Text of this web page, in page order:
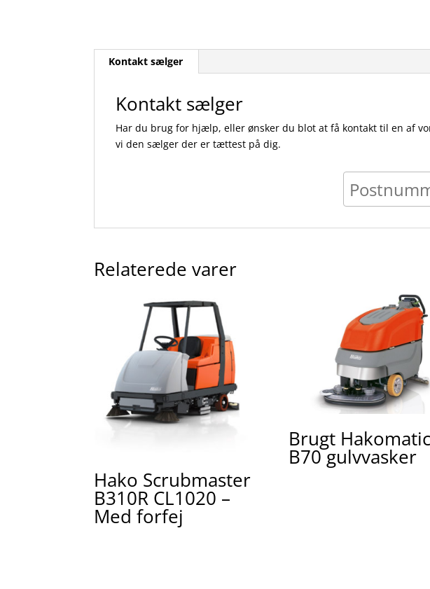
Kontakt sælger
Kontakt sælger
Har du brug for hjælp, eller ønsker du blot at få kontakt til en af
vi den sælger der er tættest på dig.
Relaterede varer
Hako Scrubmaster
B310R CL1020 –
Med forfej
Brugt Hakomatic
B70 gulvvasker